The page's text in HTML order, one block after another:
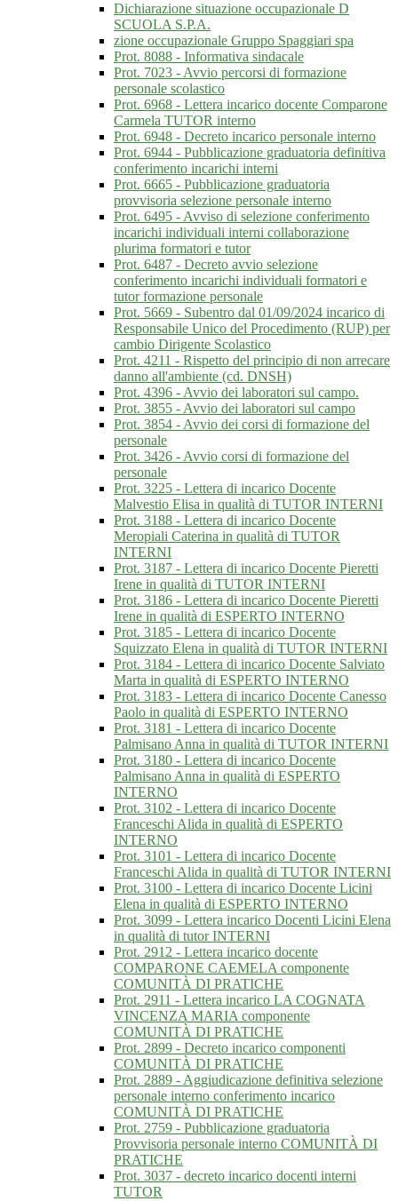
Dichiarazione situazione occupazionale D
SCUOLA S.P.A.
zione occupazionale Gruppo Spaggiari spa
Prot. 8088 - Informativa sindacale
Prot. 7023 - Avvio percorsi di formazione
personale scolastico
Prot. 6968 - Lettera incarico docente Comparone
Carmela TUTOR interno
Prot. 6948 - Decreto incarico personale interno
Prot. 6944 - Pubblicazione graduatoria definitiva
conferimento incarichi interni
Prot. 6665 - Pubblicazione graduatoria
provvisoria selezione personale interno
Prot. 6495 - Avviso di selezione conferimento
incarichi individuali interni collaborazione
plurima formatori e tutor
Prot. 6487 - Decreto avvio selezione
conferimento incarichi individuali formatori e
tutor formazione personale
Prot. 5669 - Subentro dal 01/09/2024 incarico di
Responsabile Unico del Procedimento (RUP) per
cambio Dirigente Scolastico
Prot. 4211 - Rispetto del principio di non arrecare
danno all'ambiente (cd. DNSH)
Prot. 4396 - Avvio dei laboratori sul campo.
Prot. 3855 - Avvio dei laboratori sul campo
Prot. 3854 - Avvio dei corsi di formazione del
personale
Prot. 3426 - Avvio corsi di formazione del
personale
Prot. 3225 - Lettera di incarico Docente
Malvestio Elisa in qualità di TUTOR INTERNI
Prot. 3188 - Lettera di incarico Docente
Meropiali Caterina in qualità di TUTOR
INTERNI
Prot. 3187 - Lettera di incarico Docente Pieretti
Irene in qualità di TUTOR INTERNI
Prot. 3186 - Lettera di incarico Docente Pieretti
Irene in qualità di ESPERTO INTERNO
Prot. 3185 - Lettera di incarico Docente
Squizzato Elena in qualità di TUTOR INTERNI
Prot. 3184 - Lettera di incarico Docente Salviato
Marta in qualità di ESPERTO INTERNO
Prot. 3183 - Lettera di incarico Docente Canesso
Paolo in qualità di ESPERTO INTERNO
Prot. 3181 - Lettera di incarico Docente
Palmisano Anna in qualità di TUTOR INTERNI
Prot. 3180 - Lettera di incarico Docente
Palmisano Anna in qualità di ESPERTO
INTERNO
Prot. 3102 - Lettera di incarico Docente
Franceschi Alida in qualità di ESPERTO
INTERNO
Prot. 3101 - Lettera di incarico Docente
Franceschi Alida in qualità di TUTOR INTERNI
Prot. 3100 - Lettera di incarico Docente Licini
Elena in qualità di ESPERTO INTERNO
Prot. 3099 - Lettera incarico Docenti Licini Elena
in qualità di tutor INTERNI
Prot. 2912 - Lettera incarico docente
COMPARONE CAEMELA componente
COMUNITÀ DI PRATICHE
Prot. 2911 - Lettera incarico LA COGNATA
VINCENZA MARIA componente
COMUNITÀ DI PRATICHE
Prot. 2899 - Decreto incarico componenti
COMUNITÀ DI PRATICHE
Prot. 2889 - Aggiudicazione definitiva selezione
personale interno conferimento incarico
COMUNITÀ DI PRATICHE
Prot. 2759 - Pubblicazione graduatoria
Provvisoria personale interno COMUNITÀ DI
PRATICHE
Prot. 3037 - decreto incarico docenti interni
TUTOR